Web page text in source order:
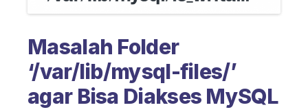
Masalah Folder
‘/var/lib/mysql-files/’
agar Bisa Diakses MySQL